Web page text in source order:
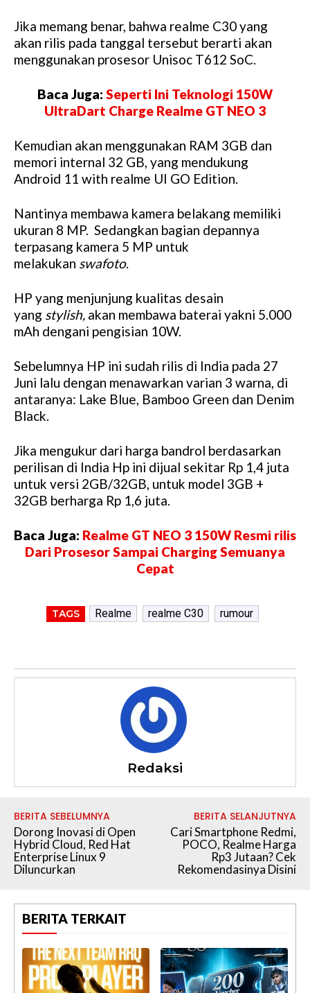
Jika memang benar, bahwa realme C30 yang
akan rilis pada tanggal tersebut berarti akan
menggunakan prosesor Unisoc T612 SoC.
Baca Juga: Seperti Ini Teknologi 150W
UltraDart Charge Realme GT NEO 3
Kemudian akan menggunakan RAM 3GB dan
memori internal 32 GB, yang mendukung
Android 11 with realme UI GO Edition.
Nantinya membawa kamera belakang memiliki
ukuran 8 MP. Sedangkan bagian depannya
terpasang kamera 5 MP untuk
melakukan swafoto.
HP yang menjunjung kualitas desain
yang stylish, akan membawa baterai yakni 5.000
mAh dengani pengisian 10W.
Sebelumnya HP ini sudah rilis di India pada 27
Juni lalu dengan menawarkan varian 3 warna, di
antaranya: Lake Blue, Bamboo Green dan Denim
Black.
Jika mengukur dari harga bandrol berdasarkan
perilisan di India Hp ini dijual sekitar Rp 1,4 juta
untuk versi 2GB/32GB, untuk model 3GB +
32GB berharga Rp 1,6 juta.
Baca Juga: Realme GT NEO 3 150W Resmi rilis
Dari Prosesor Sampai Charging Semuanya
Cepat
TAGS Realme realme C30 rumour
Redaksi
BERITA SEBELUMNYA
Dorong Inovasi di Open
Hybrid Cloud, Red Hat
Enterprise Linux 9
Diluncurkan
BERITA SELANJUTNYA
Cari Smartphone Redmi,
POCO, Realme Harga
Rp3 Jutaan? Cek
Rekomendasinya Disini
BERITA TERKAIT